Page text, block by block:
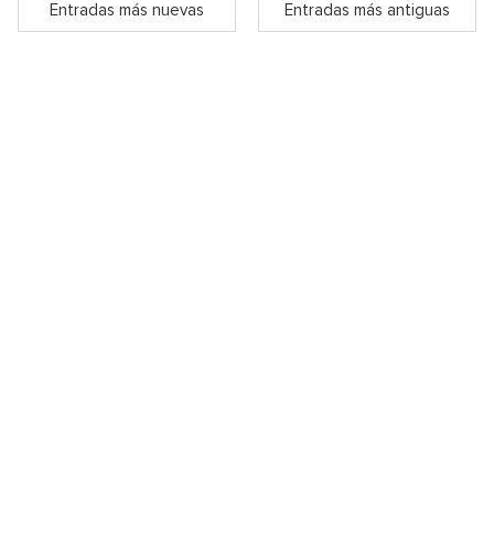
Entradas más nuevas Entradas más antiguas